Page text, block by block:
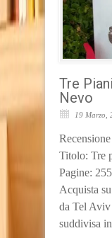
Tre
Nevo
19 Marzo,
Titolo: Tre
Pagine:
Acquista
da Tel Aviv
suddivisa